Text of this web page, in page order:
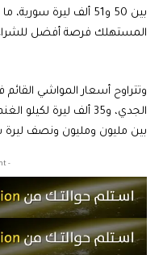
بين 50 و51 ألف ليرة سورية،
المستهلك فرصة أفضل
الجدي، و35 ألف ليرة
بين مليون ومليون ونصف ليرة
- Advertisement -